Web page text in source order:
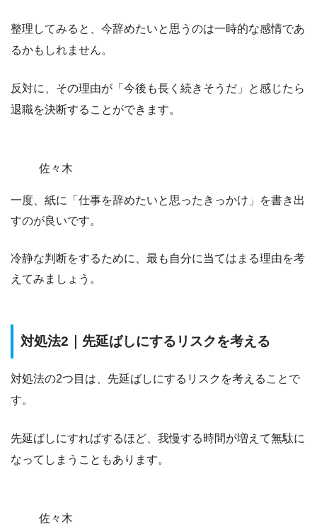
整理してみると、今辞めたいと思うのは一時的な感情であ
るかもしれません。
反対に、その理由が 「今後も長く続きそうだ」
と感じたら
退職を決断することができます。
佐々木
一度、紙に「仕事を辞めたいと思ったきっかけ」を書き出
すのが良いです。
冷静な判断をするために、最も自分に当てはまる理由を考
えてみましょう。
対処法2｜先延ばしにするリスクを考える
対処法の2つ目は、 先延ばしにするリスクを考えること で
す。
先延ばしにすればするほど、 我慢する時間が増えて無駄に
なってしまうこともあります。
佐々木